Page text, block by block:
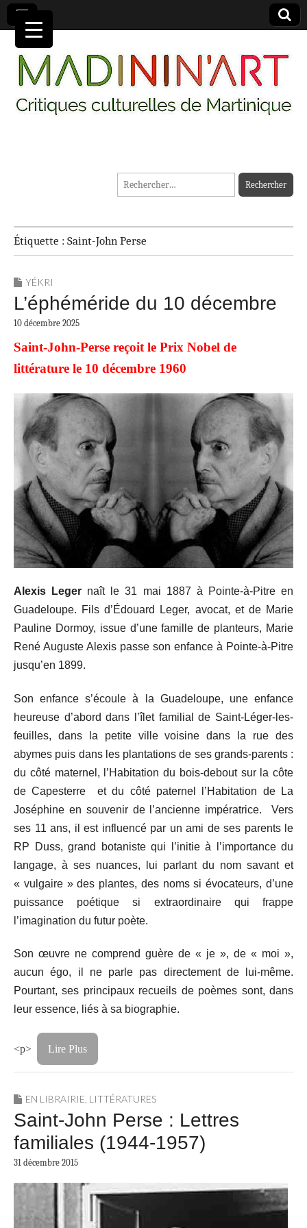
MADININ'ART
Rechercher :
Étiquette : Saint-John Perse
YÉKRI
L’éphéméride du 10 décembre
10 décembre 2025
Saint-John-Perse reçoit le Prix Nobel de
littérature le 10 décembre 1960
Alexis Leger naît le 31 mai 1887 à Pointe-à-Pitre en
Guadeloupe. Fils d’Édouard Leger, avocat, et de Marie
Pauline Dormoy, issue d’une famille de planteurs, Marie
René Auguste Alexis passe son enfance à Pointe-à-Pitre
jusqu’en 1899.
Son enfance s’écoule à la Guadeloupe, une enfance
heureuse d’abord dans l’îlet familial de Saint-Léger-les-
feuilles, dans la petite ville voisine dans la rue des
abymes puis dans les plantations de ses grands-parents :
du côté maternel, l’Habitation du bois-debout sur la côte
de Capesterre et du côté paternel l’Habitation de La
Joséphine en souvenir de l’ancienne impératrice. Vers
ses 11 ans, il est influencé par un ami de ses parents le
RP Duss, grand botaniste qui l’initie à l’importance du
langage, à ses nuances, lui parlant du nom savant et
« vulgaire » des plantes, des noms si évocateurs, d’une
puissance poétique si extraordinaire qui frappe
l’imagination du futur poète.
Son œuvre ne comprend guère de « je », de « moi »,
aucun égo, il ne parle pas directement de lui-même.
Pourtant, ses principaux recueils de poèmes sont, dans
leur essence, liés à sa biographie.
<p> Lire Plus
EN LIBRAIRIE LITTÉRATURES
Saint-John Perse : Lettres
familiales (1944-1957)
31 décembre 2015